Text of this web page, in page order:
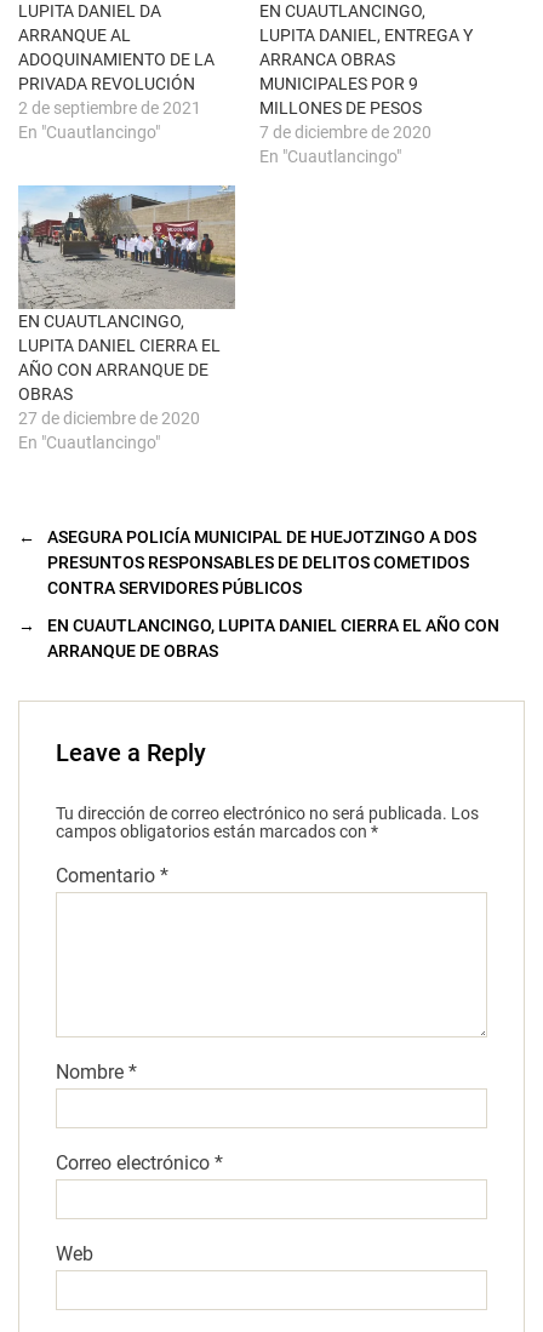
n
t
a
n
a
n
u
e
v
k
(
S
e
a
b
r
e
e
n
a
v
e
n
t
a
n
a
n
u
e
v
LUPITA DANIEL DA
ARRANQUE AL
ADOQUINAMIENTO DE LA
PRIVADA REVOLUCIÓN
2 de septiembre de 2021
En "Cuautlancingo"
EN CUAUTLANCINGO,
LUPITA DANIEL, ENTREGA Y
ARRANCA OBRAS
MUNICIPALES POR 9
MILLONES DE PESOS
7 de diciembre de 2020
En "Cuautlancingo"
EN CUAUTLANCINGO,
LUPITA DANIEL CIERRA EL
AÑO CON ARRANQUE DE
OBRAS
27 de diciembre de 2020
En "Cuautlancingo"
←
ASEGURA POLICÍA MUNICIPAL DE HUEJOTZINGO A DOS
PRESUNTOS RESPONSABLES DE DELITOS COMETIDOS
CONTRA SERVIDORES PÚBLICOS
→
EN CUAUTLANCINGO, LUPITA DANIEL CIERRA EL AÑO CON
ARRANQUE DE OBRAS
Leave a Reply
Tu dirección de correo electrónico no será publicada. Los
campos obligatorios están marcados con *
Comentario *
Nombre *
Correo electrónico *
Web